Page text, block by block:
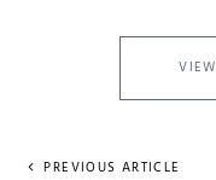
PREVIOUS ARTICLE